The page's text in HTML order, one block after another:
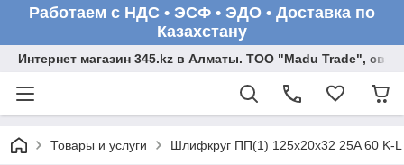
Работаем с НДС • ЭСФ • ЭДО • Доставка по
Казахстану
Интернет магазин 345.kz в Алматы. ТОО "Madu Trade",
Товары и услуги Шлифкруг ПП(1) 125х20х32 25A 60 K-L